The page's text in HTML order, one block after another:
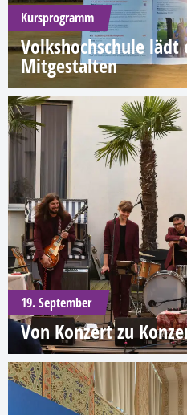
Kursprogramm
Volkshochschule lädt
Mitgestalten
19. September
Von Konzert zu